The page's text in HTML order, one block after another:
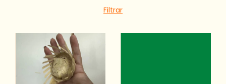
Filtrar